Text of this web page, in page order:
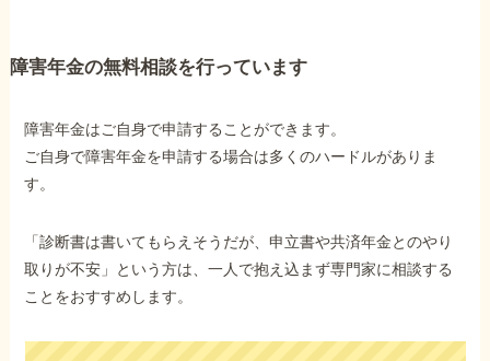
障害年金の無料相談を行っています
障害年金はご自身で申請することができます。
ご自身で障害年金を申請する場合は多くのハードルがありま
す。
「診断書は書いてもらえそうだが、申立書や共済年金とのやり
取りが不安」という方は、一人で抱え込まず専門家に相談する
ことをおすすめします。